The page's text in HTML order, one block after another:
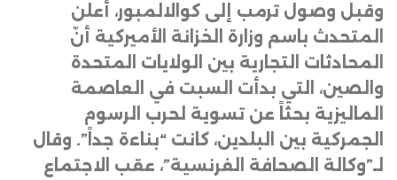
وقبل وصول ترمب إلى كوالالمبور، أعلن
المتحدث باسم وزارة الخزانة الأميركية أنّ
المحادثات التجارية بين الولايات المتحدة
والصين، التي بدأت السبت في العاصمة
الماليزية بحثاً عن تسوية لحرب الرسوم
الجمركية بين البلدين، كانت “بناءة جداً”. وقال
لـ”وكالة الصحافة الفرنسية”، عقب الاجتماع